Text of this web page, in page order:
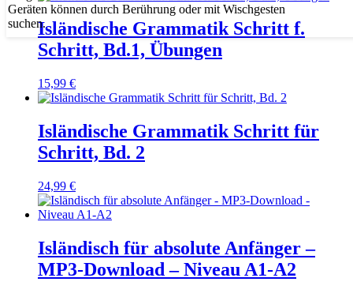
Geräten können durch Berührung oder mit Wischgesten
suchen.Isländische Grammatik Schritt f.
Schritt, Bd.1, Übungen
15,99 €
Isländische Grammatik Schritt für
Schritt, Bd. 2
24,99 €
Isländisch für absolute Anfänger –
MP3-Download – Niveau A1-A2